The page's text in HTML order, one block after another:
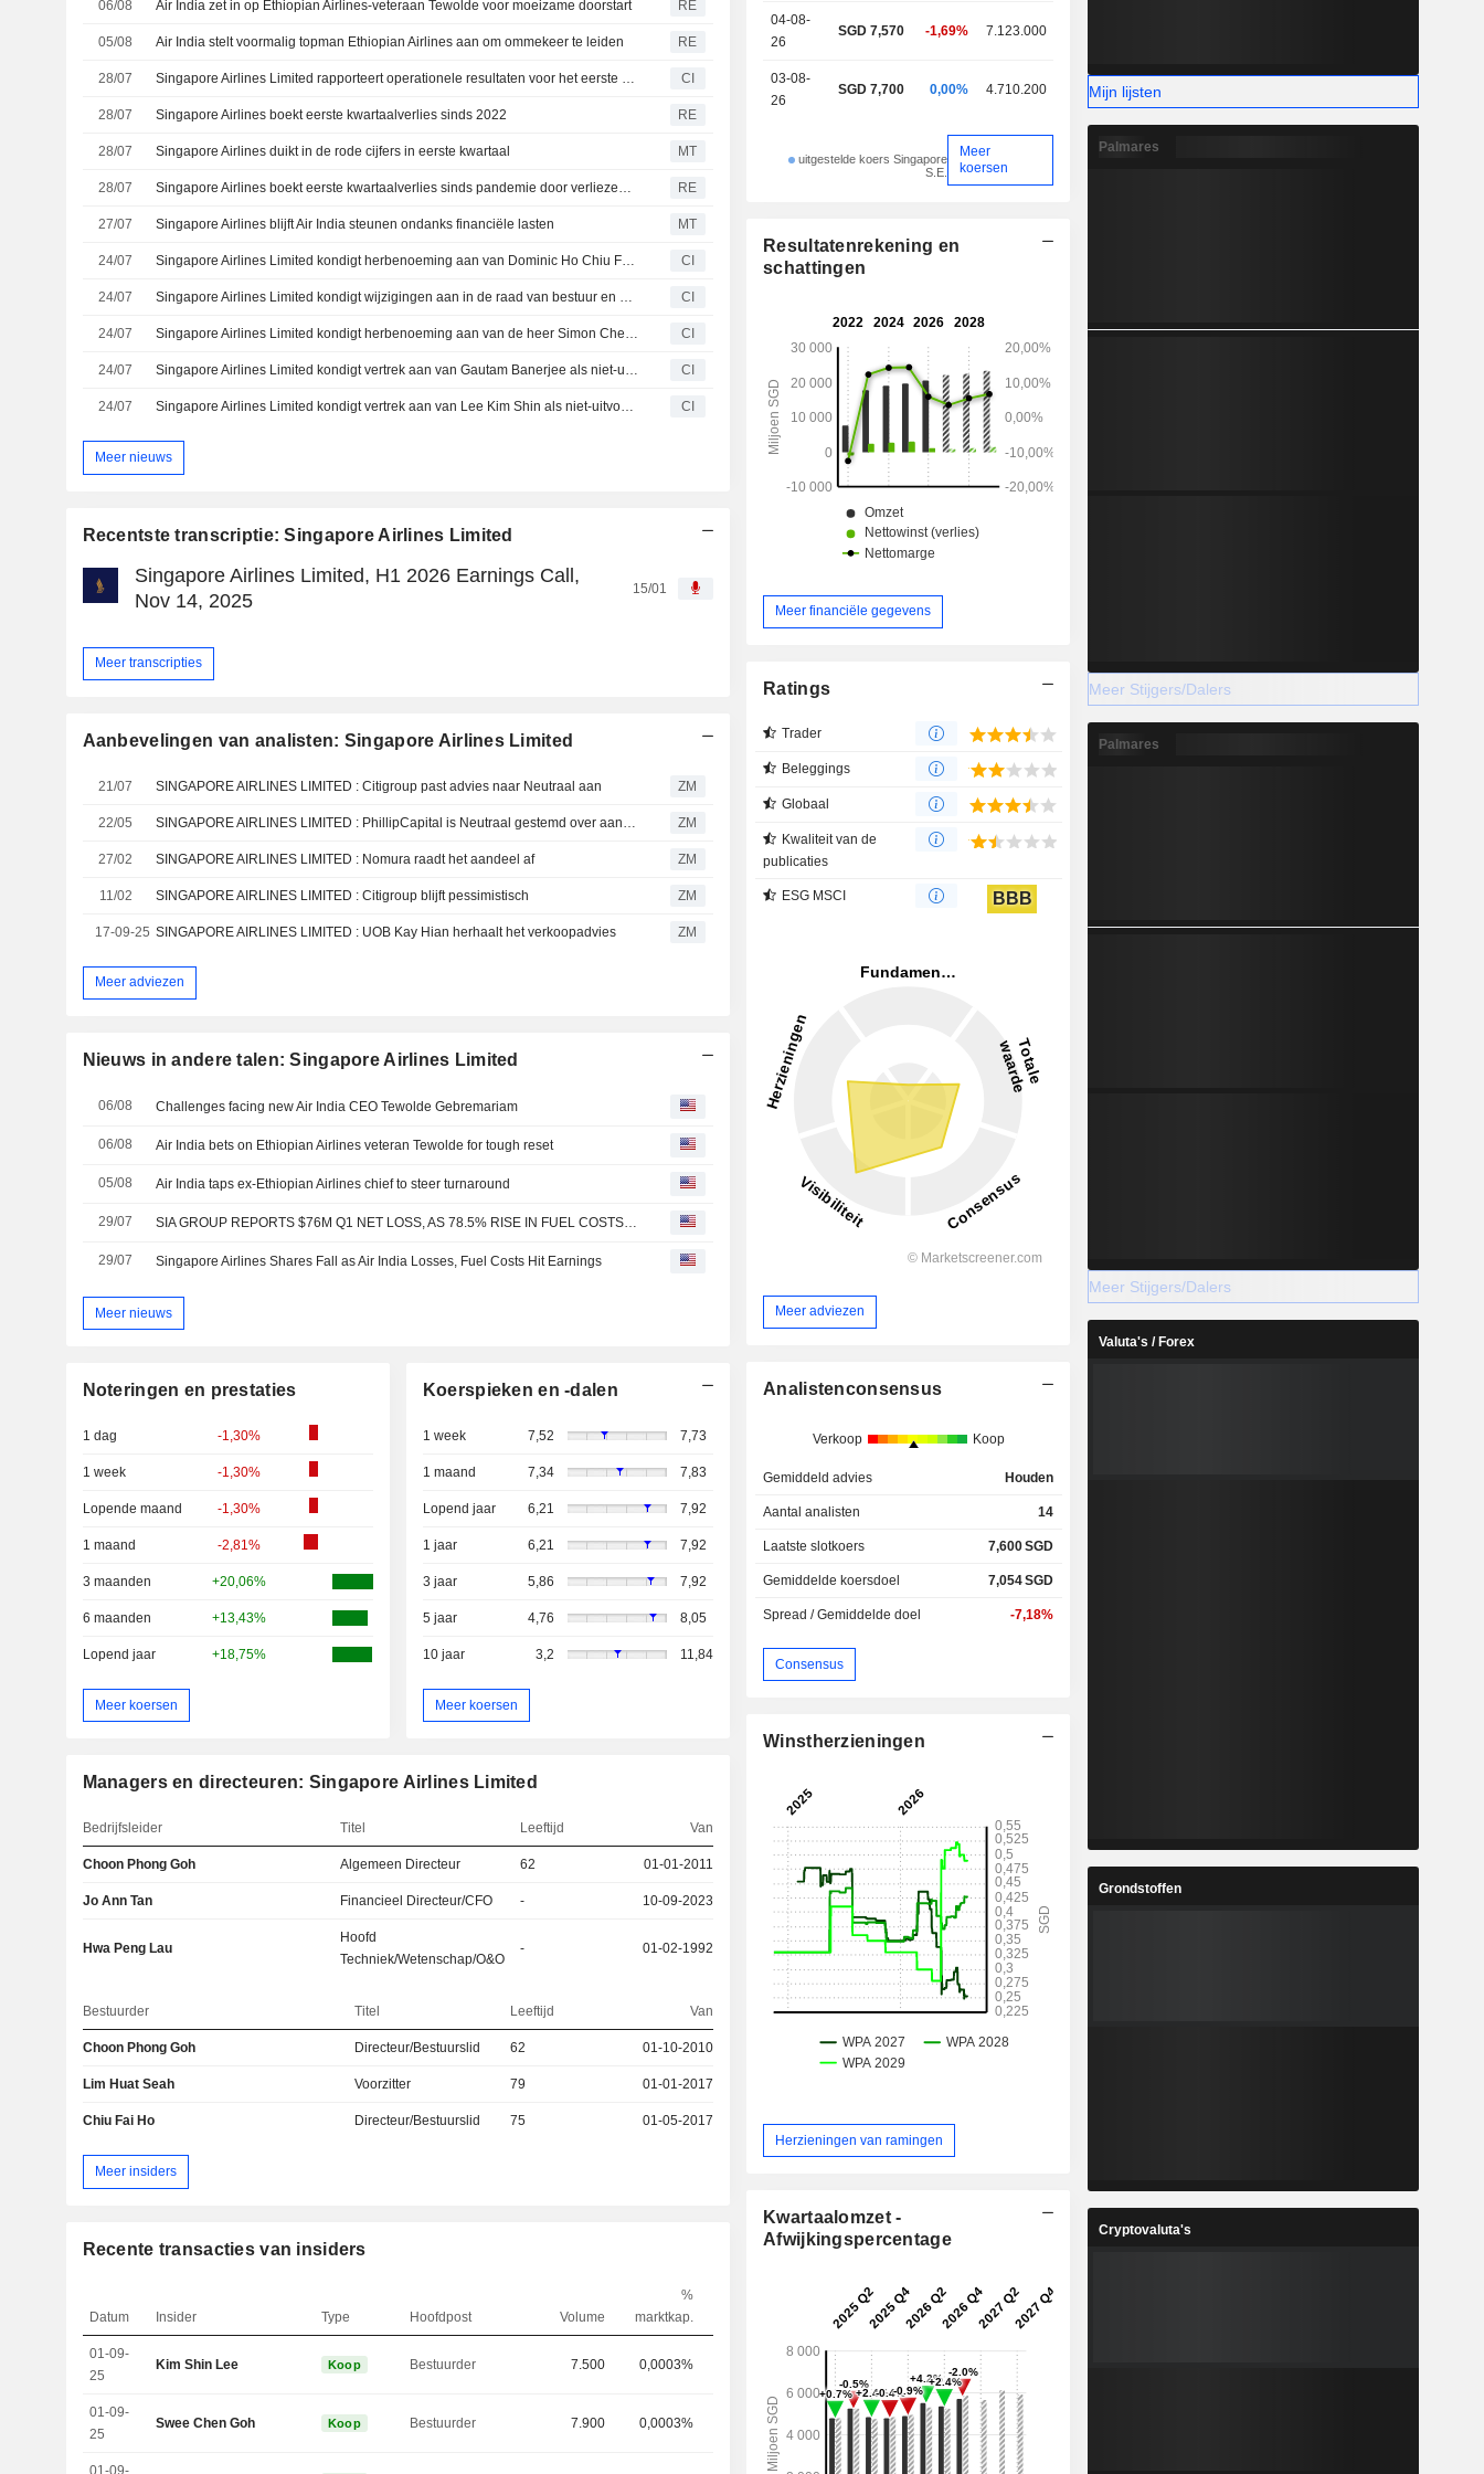
06/08 Air India zet in op Ethiopian Airlines-veteraan Tewolde voor moeizame doorstart RE
05/08 Air India stelt voormalig topman Ethiopian Airlines aan om ommekeer te leiden RE
28/07 Singapore Airlines Limited rapporteert operationele resultaten voor het eerste kwartaal eindigend op 30 juni 2026 CI
28/07 Singapore Airlines boekt eerste kwartaalverlies sinds 2022 RE
28/07 Singapore Airlines duikt in de rode cijfers in eerste kwartaal MT
28/07 Singapore Airlines boekt eerste kwartaalverlies sinds pandemie door verliezen Air India en hogere brandstofkosten RE
27/07 Singapore Airlines blijft Air India steunen ondanks financiële lasten MT
24/07 Singapore Airlines Limited kondigt herbenoeming aan van Dominic Ho Chiu Fai van onafhankelijk niet-uitvoerend bestuurder naar niet-onafhankelijk niet-uitvoerend bestuurder CI
24/07 Singapore Airlines Limited kondigt wijzigingen aan in de raad van bestuur en comités CI
24/07 Singapore Airlines Limited kondigt herbenoeming aan van de heer Simon Cheong Sae Peng als niet-onafhankelijk en niet-uitvoerend bestuurder CI
24/07 Singapore Airlines Limited kondigt vertrek aan van Gautam Banerjee als niet-uitvoerend en niet-onafhankelijk bestuurder en lid van het auditcomité en het uitvoerend comité CI
24/07 Singapore Airlines Limited kondigt vertrek aan van Lee Kim Shin als niet-uitvoerend onafhankelijk bestuurder en lid van de benoemingscommissie en de veiligheids- en risicocommissie CI
Meer nieuws
Recentste transcriptie: Singapore Airlines Limited
Singapore Airlines Limited, H1 2026 Earnings Call,
Nov 14, 2025
15/01
Meer transcripties
Aanbevelingen van analisten: Singapore Airlines Limited
21/07 SINGAPORE AIRLINES LIMITED : Citigroup past advies naar Neutraal aan ZM
22/05 ZM
27/02 SINGAPORE AIRLINES LIMITED : Nomura raadt het aandeel af ZM
11/02 SINGAPORE AIRLINES LIMITED : Citigroup blijft pessimistisch ZM
17-09-25 SINGAPORE AIRLINES LIMITED : UOB Kay Hian herhaalt het verkoopadvies ZM
Meer adviezen
Nieuws in andere talen: Singapore Airlines Limited
06/08 Challenges facing new Air India CEO Tewolde Gebremariam
06/08 Air India bets on Ethiopian Airlines veteran Tewolde for tough reset
05/08 Air India taps ex-Ethiopian Airlines chief to steer turnaround
29/07 SIA GROUP REPORTS $76M Q1 NET LOSS, AS 78.5% RISE IN FUEL COSTS WEIGHS ON RECORD REVENUE OF $5,714M
29/07 Singapore Airlines Shares Fall as Air India Losses, Fuel Costs Hit Earnings
Meer nieuws
Noteringen en prestaties
1 dag -1,30%
1 week -1,30%
Lopende maand -1,30%
1 maand -2,81%
3 maanden +20,06%
6 maanden +13,43%
Lopend jaar +18,75%
Meer koersen
Koerspieken en -dalen
1 week 7,52 7,73
1 maand 7,34 7,83
Lopend jaar 6,21 7,92
1 jaar 6,21 7,92
3 jaar 5,86 7,92
5 jaar 4,76 8,05
10 jaar 3,2 11,84
Meer koersen
Managers en directeuren: Singapore Airlines Limited
Bedrijfsleider Titel Leeftijd Van
Choon Phong Goh Algemeen Directeur 62 01-01-2011
Jo Ann Tan Financieel Directeur/CFO - 10-09-2023
Hwa Peng Lau
Hoofd
Techniek/Wetenschap/O&O
- 01-02-1992
Bestuurder Titel Leeftijd Van
Choon Phong Goh Directeur/Bestuurslid 62 01-10-2010
Lim Huat Seah Voorzitter 79 01-01-2017
Chiu Fai Ho Directeur/Bestuurslid 75 01-05-2017
Meer insiders
Recente transacties van insiders
Datum Insider Type Hoofdpost Volume
%
marktkap.
01-09-
25
Kim Shin Lee Koop Bestuurder 7.500 0,0003%
01-09-
25
Swee Chen Goh Koop Bestuurder 7.900 0,0003%
01-09-
04-08-
26
SGD 7,570 -1,69% 7.123.000
03-08-
26
SGD 7,700 0,00% 4.710.200
uitgestelde koers Singapore
S.E.
Meer
koersen
Resultatenrekening en
schattingen
Meer financiële gegevens
Ratings
Trader
Beleggings
Globaal
Kwaliteit van de
publicaties
ESG MSCI BBB
Meer adviezen
Analistenconsensus
Verkoop Koop
Gemiddeld advies Houden
Aantal analisten 14
Laatste slotkoers 7,600SGD
Gemiddelde koersdoel 7,054SGD
Spread / Gemiddelde doel -7,18%
Consensus
Winstherzieningen
Herzieningen van ramingen
Kwartaalomzet -
Afwijkingspercentage
Mijn lijsten
Palmares
Meer Stijgers/Dalers
Palmares
Meer Stijgers/Dalers
Valuta's / Forex
Grondstoffen
Cryptovaluta's